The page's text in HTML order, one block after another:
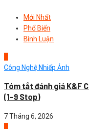
Mới Nhất
Phổ Biến
Bình Luận
Công Nghệ Nhiếp Ảnh
Tóm tắt đánh giá K&F
(1–9 Stop)
7 Tháng 6, 2026